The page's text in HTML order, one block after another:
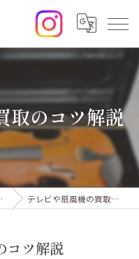
取のコツ解説
テレビや扇風機の買取のコツ解説
コツ解説